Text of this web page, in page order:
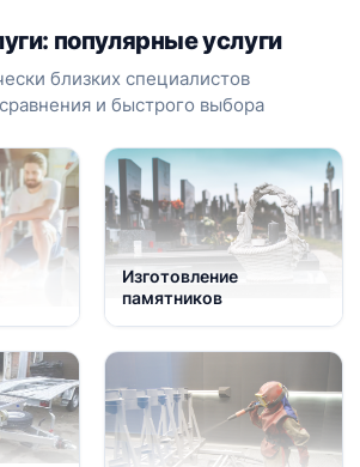
популярные услуги
близких специалистов
и быстрого выбора
Изготовление
памятников